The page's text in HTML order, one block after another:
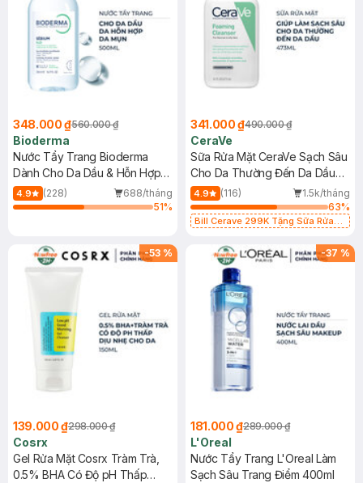
348.000 ₫560.000 ₫
Bioderma
Nước Tẩy Trang Bioderma
Dành Cho Da Dầu & Hỗn Hợp
500ml
4.9 (228)
688/tháng
51%
341.000 ₫490.000 ₫
CeraVe
Sữa Rửa Mặt CeraVe Sạch Sâu
Cho Da Thường Đến Da Dầu
473ml
4.9 (116)
1.5k/tháng
63%
Bill Cerave 299K Tặng Sữa Rửa
-53 %
139.000 ₫298.000 ₫
Cosrx
Gel Rửa Mặt Cosrx Tràm Trà,
0.5% BHA Có Độ pH Thấp
-37 %
181.000 ₫289.000 ₫
L'Oreal
Nước Tẩy Trang L'Oreal Làm
Sạch Sâu Trang Điểm 400ml